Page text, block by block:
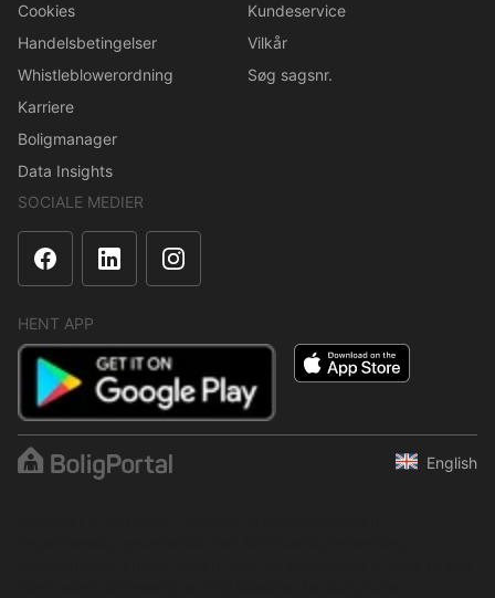
Cookies
Handelsbetingelser
Whistleblowerordning
Karriere
Boligmanager
Data Insights
Kundeservice
Vilkår
Søg sagsnr.
SOCIALE MEDIER
HENT APP
English